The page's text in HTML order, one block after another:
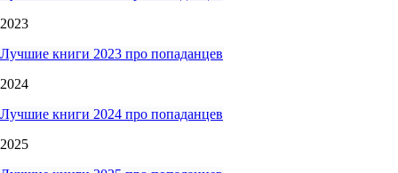
2023
Лучшие книги 2023 про попаданцев
2024
Лучшие книги 2024 про попаданцев
2025